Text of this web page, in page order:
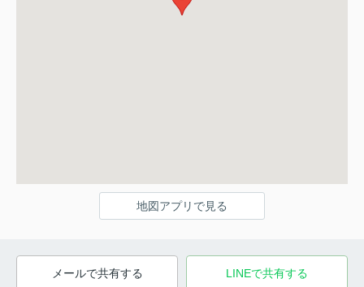
地図アプリで見る
メールで共有する LINEで共有する